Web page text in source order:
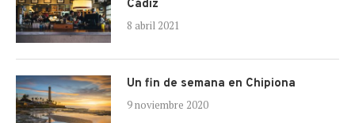
Cádiz
8 abril 2021
Un fin de semana en Chipiona
9 noviembre 2020